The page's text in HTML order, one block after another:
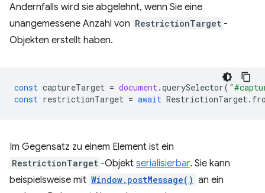
Andernfalls wird sie abgelehnt, wenn Sie eine
unangemessene Anzahl von RestrictionTarget -
Objekten erstellt haben.
const captureTarget = document .querySelector(
const restrictionTarget = await RestrictionTarget .
Im Gegensatz zu einem Element ist ein
RestrictionTarget -Objekt serialisierbar. Sie kann
beispielsweise mit Window.postMessage() an ein